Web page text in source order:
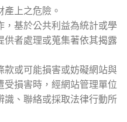
上之危險。
基於公共利益為統計或學
供者處理或蒐集著依其揭露
款或可能損害或妨礙網站與
受損害時，經網站管理單位
識、聯絡或採取法律行動所